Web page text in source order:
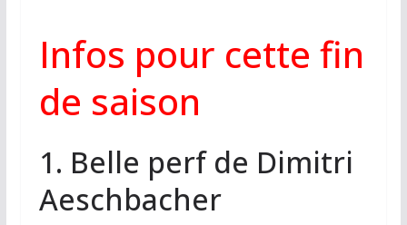
Infos pour cette fin
de saison
1. Belle perf de Dimitri
Aeschbacher